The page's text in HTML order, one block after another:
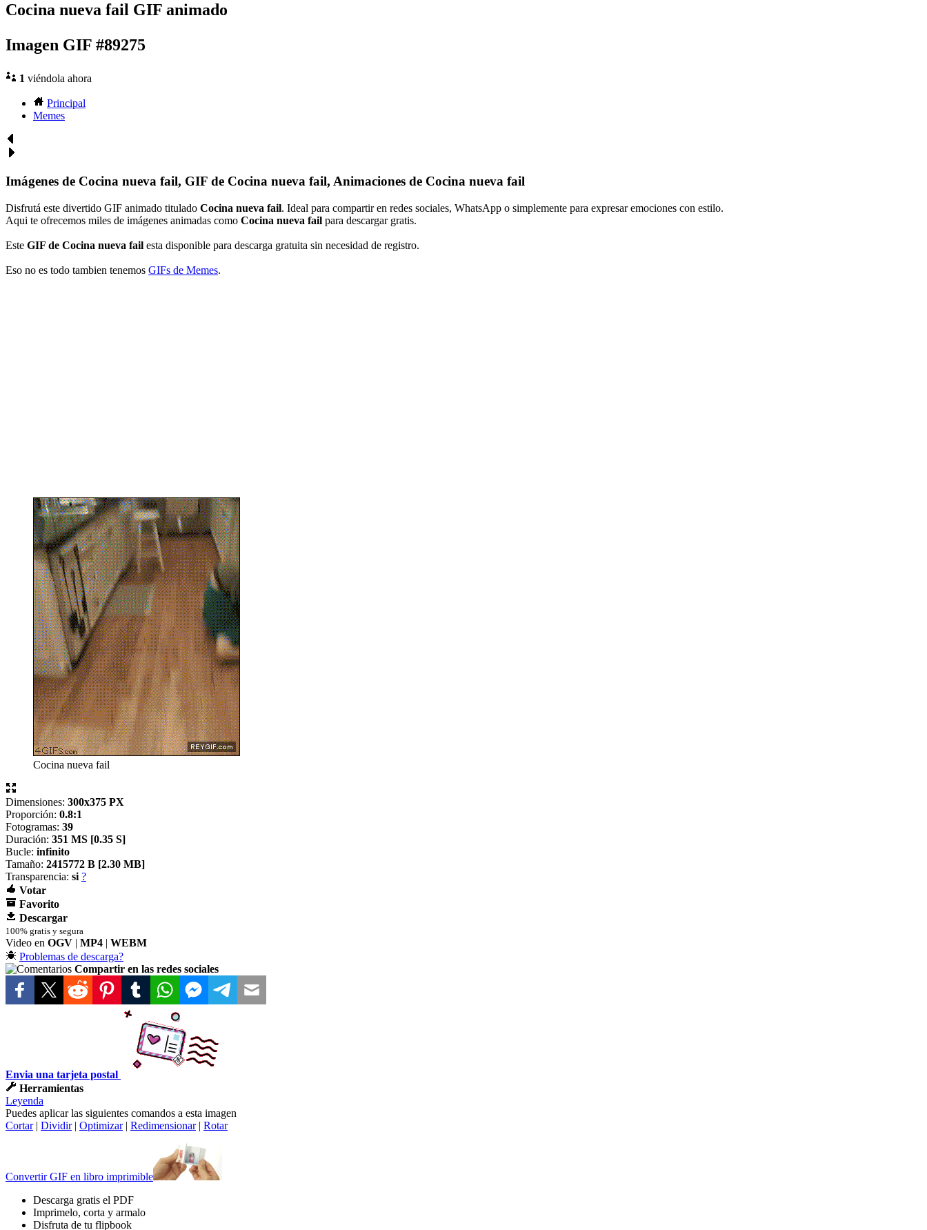
Cocina nueva fail GIF animado
Imagen GIF #89275
1 viéndola ahora
Principal
Memes
Imágenes de Cocina nueva fail, GIF de Cocina nueva fail, Animaciones de Cocina nueva fail
Disfrutá este divertido GIF animado titulado Cocina nueva fail. Ideal para compartir en redes sociales, WhatsApp o simplemente para expresar emociones con estilo.
Aqui te ofrecemos miles de imágenes animadas como Cocina nueva fail para descargar gratis.
Este GIF de Cocina nueva fail esta disponible para descarga gratuita sin necesidad de registro.
Eso no es todo tambien tenemos GIFs de Memes.
Cocina nueva fail
Dimensiones: 300x375 PX
Proporción: 0.8:1
Fotogramas: 39
Duración: 351 MS [0.35 S]
Bucle: infinito
Tamaño: 2415772 B [2.30 MB]
Transparencia: si ?
Votar
Favorito
Descargar
100% gratis y segura
Video en OGV | MP4 | WEBM
Problemas de descarga?
Compartir en las redes sociales
Envia una tarjeta postal
Herramientas
Leyenda
Puedes aplicar las siguientes comandos a esta imagen
Cortar| Dividir| Optimizar| Redimensionar| Rotar
Convertir GIF en libro imprimible
Descarga gratis el PDF
Imprimelo, corta y armalo
Disfruta de tu flipbook